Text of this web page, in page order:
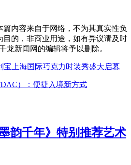
篇内容来自于网络，不为其真实性负
目的，非商业用途，如有异议请及时
龙新闻网的编辑将予以删除。
宝上海国际巧克力时装秀盛大启幕
）：便捷入境新方式
韵千年》特别推荐艺术